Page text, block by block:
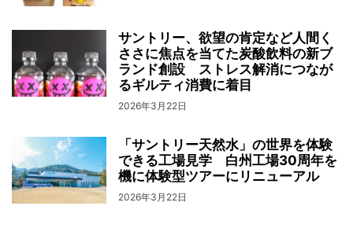
サントリー、欲望の肯定など人間く
ささに焦点を当てた炭酸飲料の新ブ
ランド創設 ストレス解消につなが
るギルティ消費に着目
2026年3月22日
「サントリー天然水」の世界を体験
できる工場見学 白州工場30周年を
機に体験型ツアーにリニューアル
2026年3月22日